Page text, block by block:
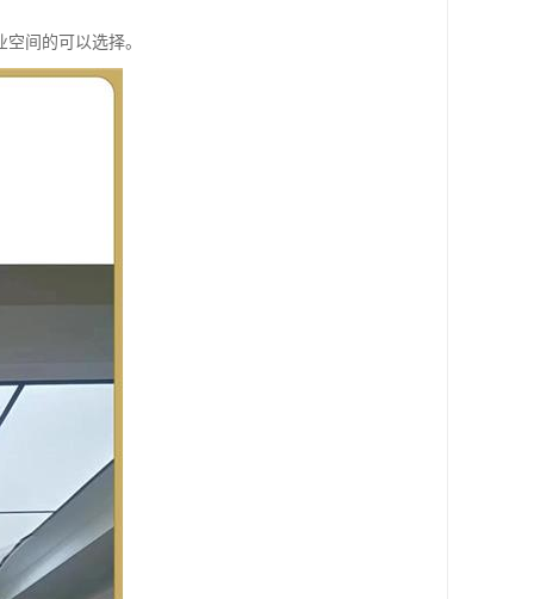
间的可以选择。